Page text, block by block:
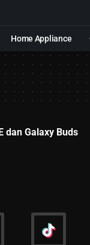
Home Appliance
dan Galaxy Buds